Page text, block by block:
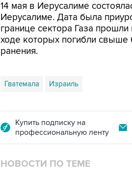
14 мая в Иерусалиме
Иерусалиме. Дата была
границе сектора Газа
ходе которых погибли свыше
ранения.
Гватемала Израиль
Купить подписку на
профессиональную ленту
НОВОСТИ ПО ТЕМЕ